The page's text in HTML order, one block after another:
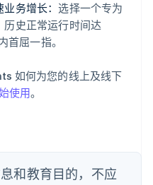
业务增长：选择一个专为
史正常运行时间达
屈一指。
如何为您的线上及线下
使用。
和教育目的，不应